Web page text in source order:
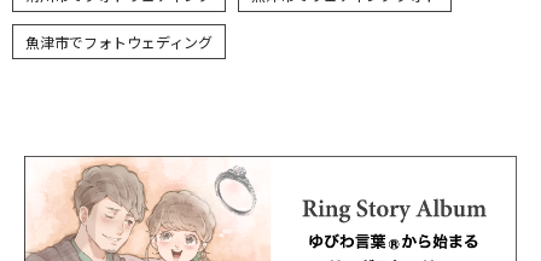
魚津市でフォトウェディング